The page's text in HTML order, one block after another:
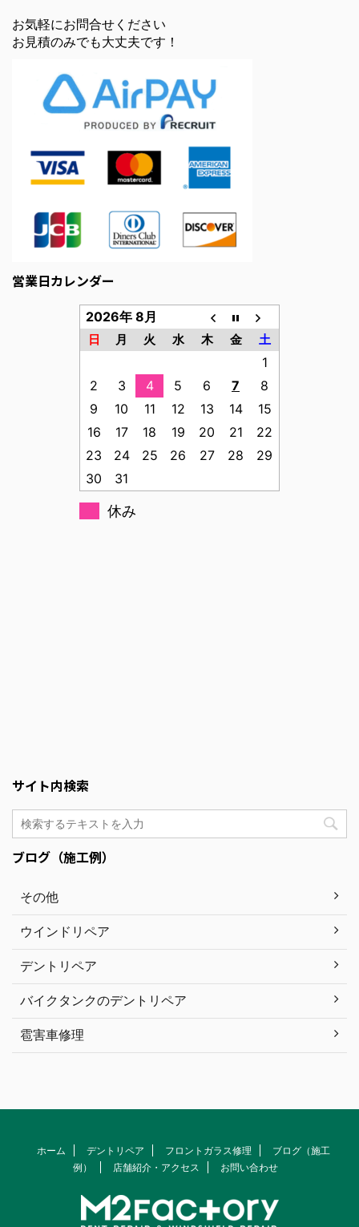
お気軽にお問合せください
お見積のみでも大丈夫です！
営業日カレンダー
2026年 8月
日 月 火 水 木 金 土
1
2
3 4 5 6 7
8
9
10 11 12 13 14
15
16
17 18 19 20 21
22
23
24 25 26 27 28
29
30
31
休み
サイト内検索
ブログ（施工例）
その他
ウインドリペア
デントリペア
バイクタンクのデントリペア
雹害車修理
ホーム デントリペア フロントガラス修理
ブログ（施工
例）
店舗紹介・アクセス お問い合わせ